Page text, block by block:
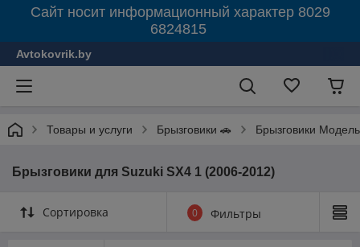
Сайт носит информационный характер 8029
6824815
Avtokovrik.by
Товары и услуги Брызговики 🚗 Брызговики
Брызговики для Suzuki SX4 1 (2006-2012)
Сортировка 0 Фильтры